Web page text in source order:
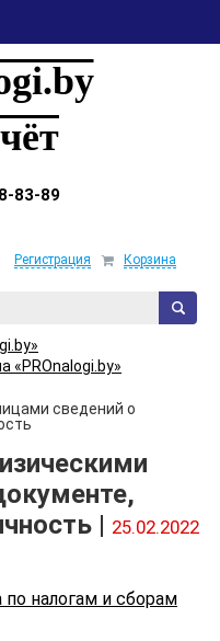
83-89
Регистрация Корзина
«PROnalogi.by»
сведений о
| 25.02.2022
налогам и сборам